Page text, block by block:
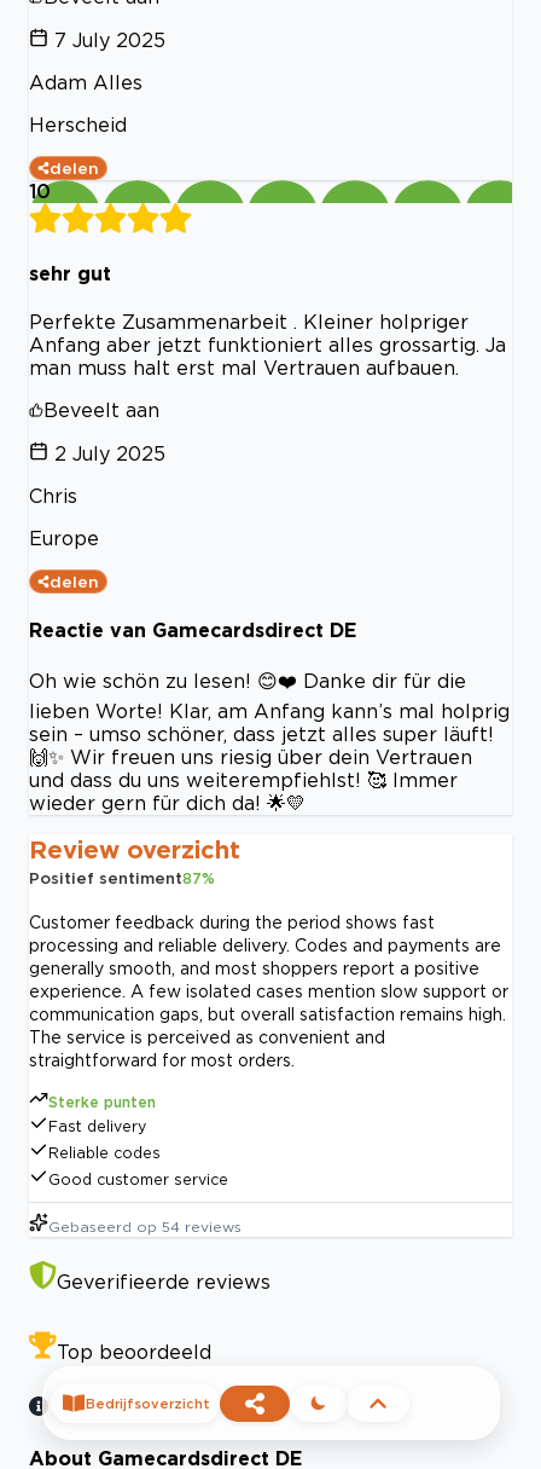
7 July 2025
Adam Alles
Herscheid
delen
10
sehr gut
Perfekte Zusammenarbeit . Kleiner holpriger
Anfang aber jetzt funktioniert alles grossartig. Ja
man muss halt erst mal Vertrauen aufbauen.
Beveelt aan
2 July 2025
Chris
Europe
delen
Reactie van Gamecardsdirect DE
Oh wie schön zu lesen! 😊❤️ Danke dir für die
lieben Worte! Klar, am Anfang kann’s mal holprig
sein – umso schöner, dass jetzt alles super läuft!
🙌✨ Wir freuen uns riesig über dein Vertrauen
und dass du uns weiterempfiehlst! 🥰 Immer
wieder gern für dich da! 🌟💛
Review overzicht
Positief sentiment87%
Customer feedback during the period shows fast
processing and reliable delivery. Codes and payments are
generally smooth, and most shoppers report a positive
experience. A few isolated cases mention slow support or
communication gaps, but overall satisfaction remains high.
The service is perceived as convenient and
straightforward for most orders.
Sterke punten
Fast delivery
Reliable codes
Good customer service
Gebaseerd op 54 reviews
Geverifieerde reviews
Top beoordeeld
About Gamecardsdirect DE
Bedrijfsoverzicht